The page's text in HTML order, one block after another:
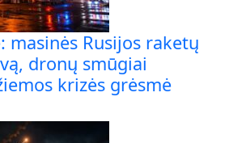
masinės Rusijos raketų
dronų smūgiai
krizės grėsmė